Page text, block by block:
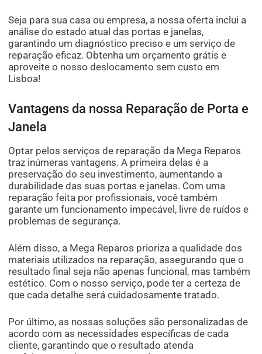
Seja para sua casa ou empresa, a nossa oferta inclui a
análise do estado atual das portas e janelas,
garantindo um diagnóstico preciso e um serviço de
reparação eficaz. Obtenha um orçamento grátis e
aproveite o nosso deslocamento sem custo em
Lisboa!
Vantagens da nossa Reparação de Porta e
Janela
Optar pelos serviços de reparação da Mega Reparos
traz inúmeras vantagens. A primeira delas é a
preservação do seu investimento, aumentando a
durabilidade das suas portas e janelas. Com uma
reparação feita por profissionais, você também
garante um funcionamento impecável, livre de ruídos e
problemas de segurança.
Além disso, a Mega Reparos prioriza a qualidade dos
materiais utilizados na reparação, assegurando que o
resultado final seja não apenas funcional, mas também
estético. Com o nosso serviço, pode ter a certeza de
que cada detalhe será cuidadosamente tratado.
Por último, as nossas soluções são personalizadas de
acordo com as necessidades específicas de cada
cliente, garantindo que o resultado atenda